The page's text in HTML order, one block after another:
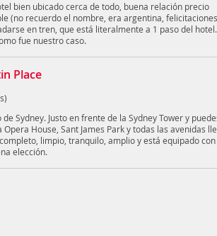
bien ubicado cerca de todo, buena relación precio
(no recuerdo el nombre, era argentina,
en tren, que está literalmente a 1 paso del hotel.
fue nuestro caso.
Place
)
Sydney. Justo en frente de la Sydney Tower y
House, Sant James Park y todas las avenidas
limpio, tranquilo, amplio y está equipado
elección.